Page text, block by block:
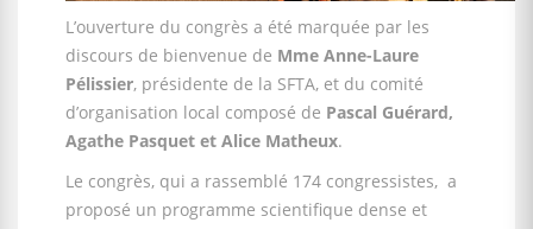
L’ouverture du congrès a été marquée par les
discours de bienvenue de Mme Anne-Laure
Pélissier, présidente de la SFTA, et du comité
d’organisation local composé de Pascal Guérard,
Agathe Pasquet et Alice Matheux.
Le congrès, qui a rassemblé 174 congressistes, a
proposé un programme scientifique dense et